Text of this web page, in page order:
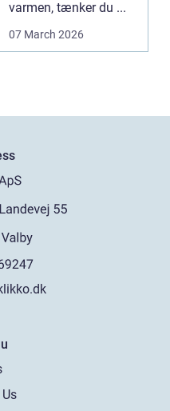
varmen, tænker du ...
07 March 2026